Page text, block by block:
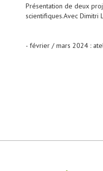
Présentation de deux
scientifiques.Avec Dimitri
- février / mars 2024 :